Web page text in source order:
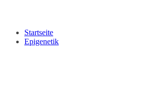
Startseite
Epigenetik